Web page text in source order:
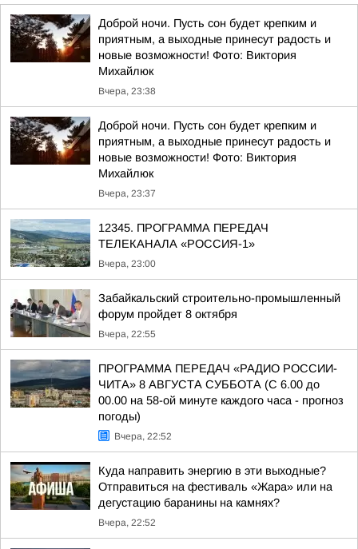
Доброй ночи. Пусть сон будет крепким и
приятным, а выходные принесут радость и
новые возможности! Фото: Виктория
Михайлюк
Вчера, 23:38
Доброй ночи. Пусть сон будет крепким и
приятным, а выходные принесут радость и
новые возможности! Фото: Виктория
Михайлюк
Вчера, 23:37
12345. ПРОГРАММА ПЕРЕДАЧ
ТЕЛЕКАНАЛА «РОССИЯ-1»
Вчера, 23:00
Забайкальский строительно-промышленный
форум пройдет 8 октября
Вчера, 22:55
ПРОГРАММА ПЕРЕДАЧ «РАДИО РОССИИ-
ЧИТА» 8 АВГУСТА СУББОТА (С 6.00 до
00.00 на 58-ой минуте каждого часа - прогноз
погоды)
Вчера, 22:52
Куда направить энергию в эти выходные?
Отправиться на фестиваль «Жара» или на
дегустацию баранины на камнях?
Вчера, 22:52